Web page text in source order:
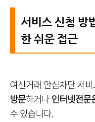
서비스 신청 방
한 쉬운 접근
여신거래 안심차단 서
방문하거나인터넷전문
수 있습니다.